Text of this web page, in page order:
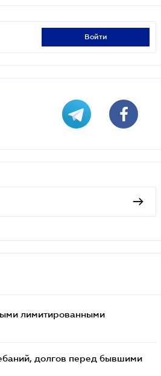
войти
лимитированными
долгов перед бывшими